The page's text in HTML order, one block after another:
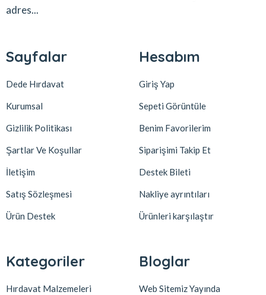
adres...
Sayfalar
Dede Hırdavat
Kurumsal
Gizlilik Politikası
Şartlar Ve Koşullar
İletişim
Satış Sözleşmesi
Ürün Destek
Hesabım
Giriş Yap
Sepeti Görüntüle
Benim Favorilerim
Siparişimi Takip Et
Destek Bileti
Nakliye ayrıntıları
Ürünleri karşılaştır
Kategoriler
Hırdavat Malzemeleri
Bloglar
Web Sitemiz Yayında